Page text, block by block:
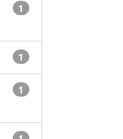
1
1
1